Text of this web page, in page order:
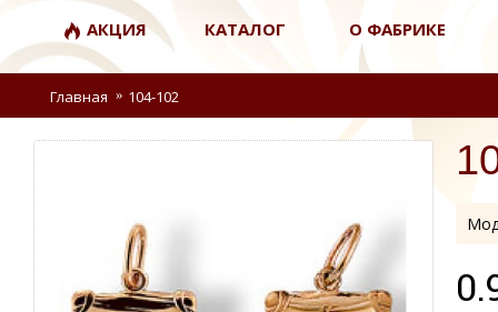
АКЦИЯ КАТАЛОГ О ФАБРИКЕ
Главная 104-102